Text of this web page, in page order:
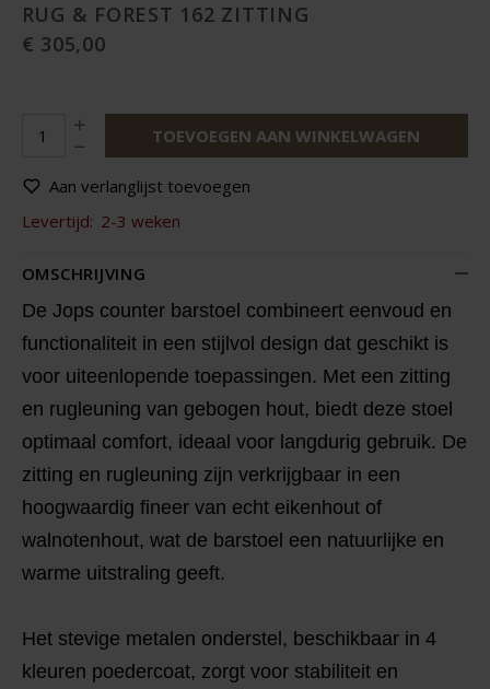
RUG & FOREST 162 ZITTING
€ 305,00
TOEVOEGEN AAN WINKELWAGEN
Aan verlanglijst toevoegen
Levertijd: 2-3 weken
OMSCHRIJVING
De Jops counter barstoel combineert eenvoud en
functionaliteit in een stijlvol design dat geschikt is
voor uiteenlopende toepassingen. Met een zitting
en rugleuning van gebogen hout, biedt deze stoel
optimaal comfort, ideaal voor langdurig gebruik. De
zitting en rugleuning zijn verkrijgbaar in een
hoogwaardig fineer van echt eikenhout of
walnotenhout, wat de barstoel een natuurlijke en
warme uitstraling geeft.
Het stevige metalen onderstel, beschikbaar in 4
kleuren poedercoat, zorgt voor stabiliteit en